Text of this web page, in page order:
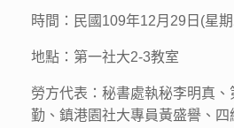
時間：民國109年12月29日(星
地點：第一社大2-3教室
勞方代表：秘書處執秘李明真
勤、鎮港園社大專員黃盛譽、